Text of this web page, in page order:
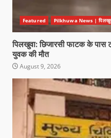
Featured Pilkhuwa News |
पिलखुवा: छिजारसी फाटक के पास
युवक की मौत
August 9, 2026